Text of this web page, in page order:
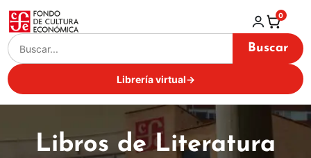
Buscar
Librería virtual→
0
Libros de Literatura